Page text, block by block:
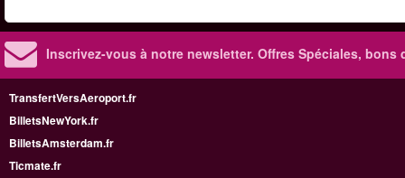
Inscrivez-vous à notre newsletter. Offres Spéciales, bons
TransfertVersAeroport.fr
BilletsNewYork.fr
BilletsAmsterdam.fr
Ticmate.fr